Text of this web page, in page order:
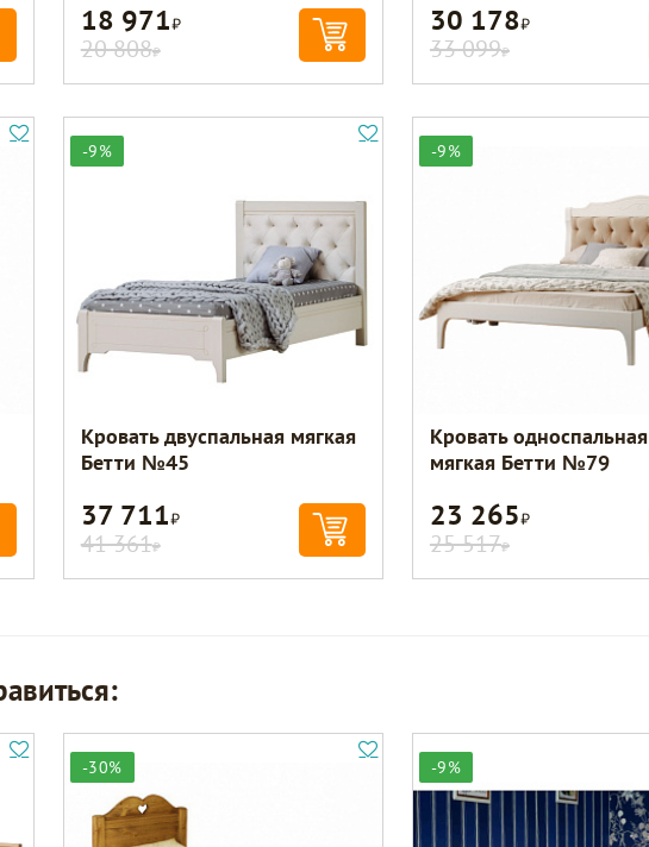
18 971Р
20 808Р
30 178Р
33 099Р
-9%
Кровать двуспальная мягкая
Бетти №45
37 711Р
41 361Р
-9%
Кровать односпальная
мягкая Бетти №79
23 265Р
25 517Р
-30% -9%